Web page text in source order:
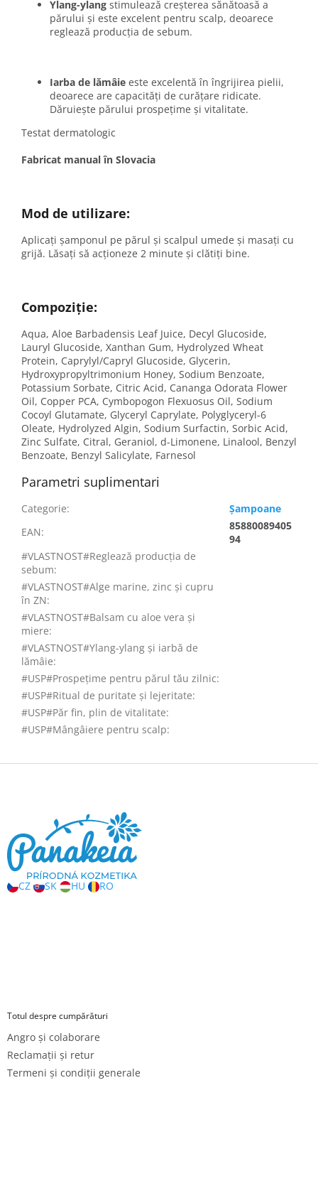
Ylang-ylang stimulează creșterea sănătoasă a
părului și este excelent pentru scalp, deoarece
reglează producția de sebum.
Iarba de lămâie este excelentă în îngrijirea pielii,
deoarece are capacități de curățare ridicate.
Dăruiește părului prospețime și vitalitate.
Testat dermatologic
Fabricat manual în Slovacia
Mod de utilizare:
Aplicați șamponul pe părul și scalpul umede și masați cu
grijă. Lăsați să acționeze 2 minute și clătiți bine.
Compoziție:
Aqua, Aloe Barbadensis Leaf Juice, Decyl Glucoside,
Lauryl Glucoside, Xanthan Gum, Hydrolyzed Wheat
Protein, Caprylyl/Capryl Glucoside, Glycerin,
Hydroxypropyltrimonium Honey, Sodium Benzoate,
Potassium Sorbate, Citric Acid, Cananga Odorata Flower
Oil, Copper PCA, Cymbopogon Flexuosus Oil, Sodium
Cocoyl Glutamate, Glyceryl Caprylate, Polyglyceryl-6
Oleate, Hydrolyzed Algin, Sodium Surfactin, Sorbic Acid,
Zinc Sulfate, Citral, Geraniol, d-Limonene, Linalool, Benzyl
Benzoate, Benzyl Salicylate, Farnesol
Parametri suplimentari
Categorie:
Șampoane
EAN:
85880089405
94
#VLASTNOST#Reglează producția de
sebum:
#VLASTNOST#Alge marine, zinc și cupru
în ZN:
#VLASTNOST#Balsam cu aloe vera și
miere:
#VLASTNOST#Ylang-ylang și iarbă de
lămâie:
#USP#Prospețime pentru părul tău zilnic:
#USP#Ritual de puritate și lejeritate:
#USP#Păr fin, plin de vitalitate:
#USP#Mângâiere pentru scalp:
S
CZ SK HU RO
Totul despre cumpărături
Angro și colaborare
Reclamații și retur
Termeni și condiții generale